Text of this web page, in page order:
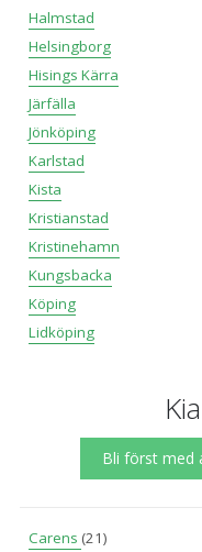
Halmstad
Helsingborg
Hisings Kärra
Järfälla
Jönköping
Karlstad
Kista
Kristianstad
Kristinehamn
Kungsbacka
Köping
Lidköping
Bli först med
Carens (21)